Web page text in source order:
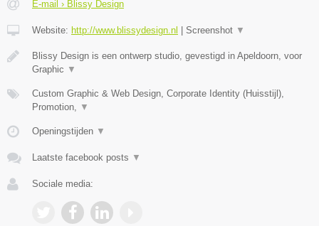
E-mail › Blissy Design
Website: http://www.blissydesign.nl Screenshot ▼
Blissy Design is een ontwerp studio, gevestigd in Apeldoorn, voor
Graphic ▼
Custom Graphic & Web Design, Corporate Identity (Huisstijl),
Promotion,
▼
Openingstijden ▼
Laatste facebook posts ▼
Sociale media: